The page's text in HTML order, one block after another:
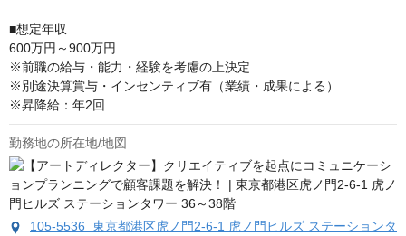
■想定年収
600万円～900万円
※前職の給与・能力・経験を考慮の上決定
※別途決算賞与・インセンティブ有（業績・成果による）
※昇降給：年2回
勤務地の所在地/地図
105-5536 東京都港区虎ノ門2-6-1 虎ノ門ヒルズ ステーションタ